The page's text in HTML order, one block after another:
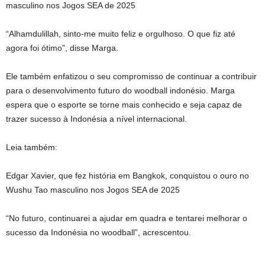
masculino nos Jogos SEA de 2025
“Alhamdulillah, sinto-me muito feliz e orgulhoso. O que fiz até
agora foi ótimo”, disse Marga.
Ele também enfatizou o seu compromisso de continuar a contribuir
para o desenvolvimento futuro do woodball indonésio. Marga
espera que o esporte se torne mais conhecido e seja capaz de
trazer sucesso à Indonésia a nível internacional.
Leia também:
Edgar Xavier, que fez história em Bangkok, conquistou o ouro no
Wushu Tao masculino nos Jogos SEA de 2025
“No futuro, continuarei a ajudar em quadra e tentarei melhorar o
sucesso da Indonésia no woodball”, acrescentou.